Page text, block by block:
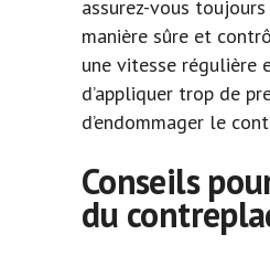
assurez-vous
manière sûre et
une vitesse régulière
d’appliquer trop de
d’endommager le
Conseils
du